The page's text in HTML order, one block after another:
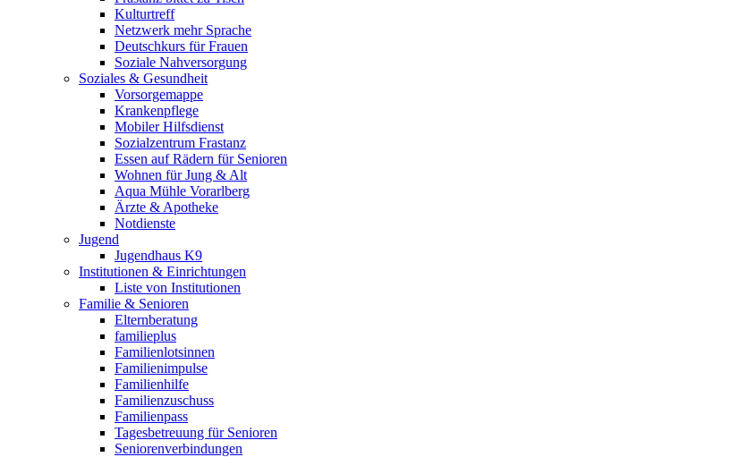
Kulturtreff
Netzwerk mehr Sprache
Deutschkurs für Frauen
Soziale Nahversorgung
Soziales & Gesundheit
Vorsorgemappe
Krankenpflege
Mobiler Hilfsdienst
Sozialzentrum Frastanz
Essen auf Rädern für Senioren
Wohnen für Jung & Alt
Aqua Mühle Vorarlberg
Ärzte & Apotheke
Notdienste
Jugend
Jugendhaus K9
Institutionen & Einrichtungen
Liste von Institutionen
Familie & Senioren
Elternberatung
familieplus
Familienlotsinnen
Familienimpulse
Familienhilfe
Familienzuschuss
Familienpass
Tagesbetreuung für Senioren
Seniorenverbindungen